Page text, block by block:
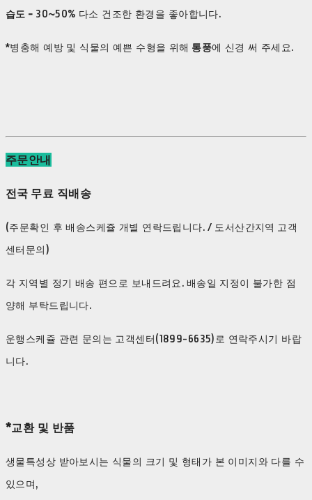
습도 - 30~50% 다소 건조한 환경을 좋아합니다.
*병충해 예방 및 식물의 예쁜 수형을 위해 통풍에 신경 써 주세요.
주문안내
전국 무료 직배송
(주문확인 후 배송스케쥴 개별 연락드립니다. / 도서산간지역 고객
센터문의)
각 지역별 정기 배송 편으로 보내드려요. 배송일 지정이 불가한 점
양해 부탁드립니다.
운행스케쥴 관련 문의는 고객센터(1899-6635)로 연락주시기 바랍
니다.
*교환 및 반품
생물특성상 받아보시는 식물의 크기 및 형태가 본 이미지와 다를 수
있으며,